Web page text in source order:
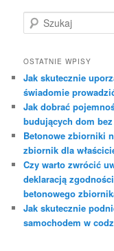
z
k
j
OSTATNIE WPISY
Jak skutecznie
świadomie
Jak dobrać
budujących dom
Betonowe zbiorniki
zbiornik dla
Czy warto zwrócić
deklaracją
betonowego
Jak skutecznie
samochodem w